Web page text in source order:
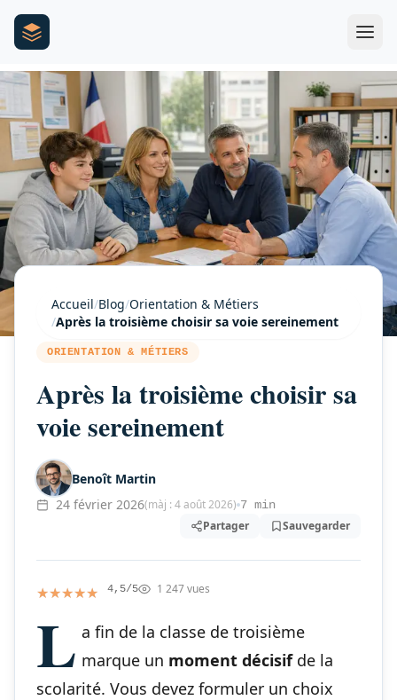
Accueil/Blog/Orientation & Métiers
/Après la troisième choisir sa voie sereinement
ORIENTATION & MÉTIERS
Après la troisième choisir sa
voie sereinement
Benoît Martin
24 février 2026(màj : 4 août 2026) 7 min
Partager Sauvegarder
★★★★★
★★★★★ 4,5/5 1 247 vues
L a fin de la classe de troisième
marque un moment décisifde la
scolarité. Vous devez formuler un choix